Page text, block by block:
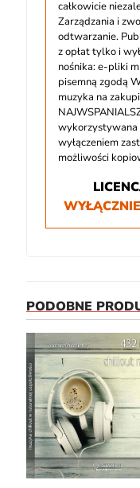
całkowicie
Zarządzania i
odtwarzanie.
z opłat tylko i
nośnika: e-pliki
pisemną zgodą
muzyka na
wykorzystywana
wyłączeniem
możliwości
PODOBNE